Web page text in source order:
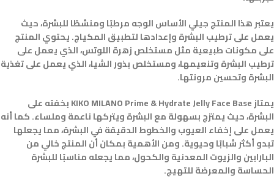
يعتبر هذا المنتج جيلي الأساس الوجه مرطبًا ومنشطًا للبشرة، حيث
يعمل على ترطيب البشرة وإعدادها لتطبيق المكياج. يحتوي المنتج
على مكونات طبيعية مثل مستخلص زهرة اللوتس، الذي يعمل على
ترطيب البشرة وتنعيمها، ومستخلص بذور الشيا، الذي يعمل على تغذية
البشرة وتحسين مرونتها.
يمتاز KIKO MILANO Prime & Hydrate Jelly Face Base بخفته على
البشرة، حيث يمتزج بسهولة مع البشرة ويتركها ناعمة وملساء. كما أنه
يعمل على إخفاء العيوب والخطوط الدقيقة في البشرة، مما يجعلها
تبدو أكثر شبابًا وحيوية. ومن الأهمية بمكان أن المنتج خالي من
البارابين والزيوت المعدنية والكحول، مما يجعله مناسبًا للبشرة
الحساسة والمعرضة للتهيج.